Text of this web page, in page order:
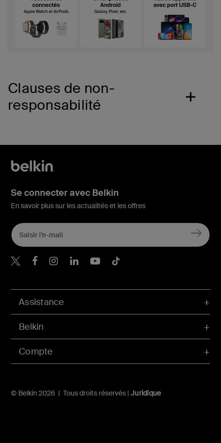
Clauses de non-
responsabilité
Compte
Assistance
Belkin
© Belkin 2026 | Tous droits réservés | Juridique
Se connecter avec Belkin
En savoir plus sur les actualités et les offres
Belkin Twitter
Belkin Facebook
Belkin Instagram
Belkin LinkedIn
Belkin Youtube
Belkin TikTok